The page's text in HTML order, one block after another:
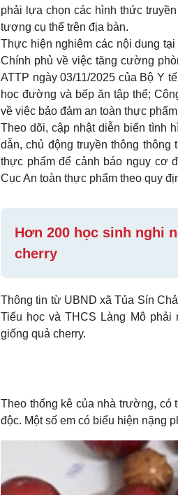
phải lựa chọn các hình thức
tượng cụ thể trên địa bàn.
Thực hiện nghiêm các nội dung
Chính phủ về việc tăng cường
ATTP ngày 03/11/2025 của Bộ Y
học đường và bếp ăn tập thể;
về việc bảo đảm an toàn thực
Theo dõi, cập nhật diễn biến tình
dẫn, chủ động truyền thông
thực phẩm để cảnh báo nguy cơ
Cục An toàn thực phẩm theo quy
Hơn 200 học sinh nghi
cherry
Thông tin từ UBND xã Tủa Sín
Tiểu học và THCS Làng Mô
giống quả cherry.
Theo thống kê của nhà trường, có
độc. Một số em có biểu hiện nặng